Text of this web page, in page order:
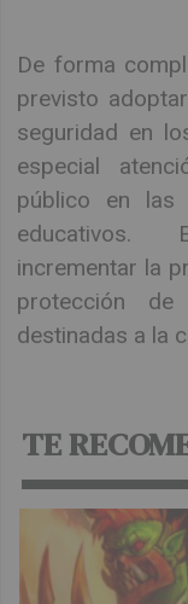
De forma
previsto
seguridad en
especial
público en las
educativos.
incrementar la
protección de
destinadas a la
TE